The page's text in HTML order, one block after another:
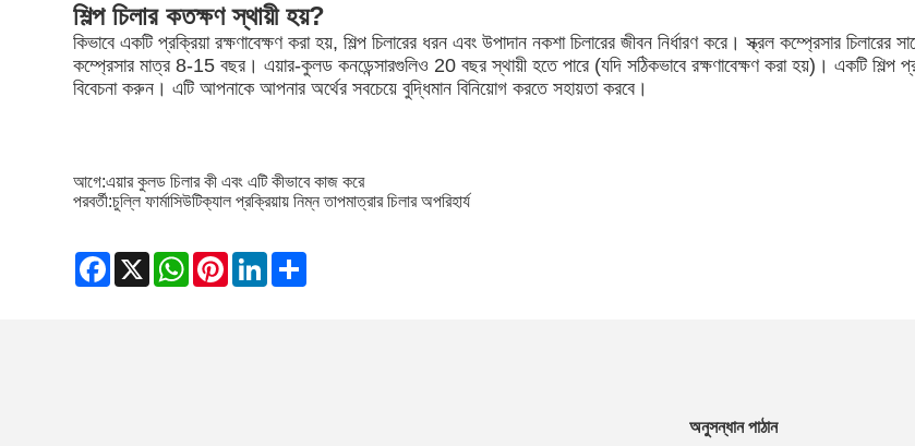
শিল্প চিলার কতক্ষণ স্থায়ী হয়?
কিভাবে একটি প্রক্রিয়া রক্ষণাবেক্ষণ করা হয়, শিল্প চিলারের ধরন এবং উপাদান নকশা চিলারের জীবন নির্ধারণ করে। স্ক্রল কম্প্রেসার
কম্প্রেসার মাত্র 8-15 বছর। এয়ার-কুলড কনডেন্সারগুলিও 20 বছর স্থায়ী হতে পারে (যদি সঠিকভাবে রক্ষণাবেক্ষণ করা হয়)। একটি শিল্প
বিবেচনা করুন। এটি আপনাকে আপনার অর্থের সবচেয়ে বুদ্ধিমান বিনিয়োগ করতে সহায়তা করবে।
আগে:এয়ার কুলড চিলার কী এবং এটি কীভাবে কাজ করে
পরবর্তী:চুল্লি ফার্মাসিউটিক্যাল প্রক্রিয়ায় নিম্ন তাপমাত্রার চিলার অপরিহার্য
Facebook
X WhatsApp
PinterestLinkedIn
অনুসন্ধান পাঠান